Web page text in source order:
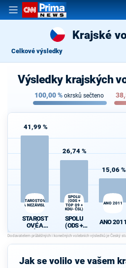
Krajské
Celkové výsledky
Výsledky krajských
100,00% okrsků sečteno
41,99 %
STAROSTOVÉ
A NEZÁVISLÍ
STAROST
OVÉ A
NEZÁVISL
Í
26,74 %
SPOLU
(ODS +
TOP 09 +
KDU-ČSL)
SPOLU
(ODS +
TOP 09 +
KDU-ČSL)
15,06 %
ANO 2011
ANO 2011
Jak se volilo ve vašem